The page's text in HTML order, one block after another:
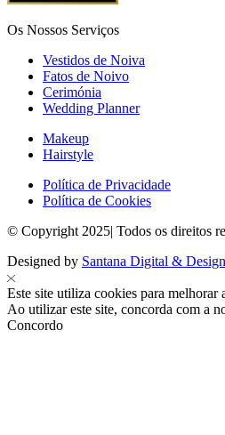
Os Nossos Serviços
Vestidos de Noiva
Fatos de Noivo
Cerimónia
Wedding Planner
Makeup
Hairstyle
Política de Privacidade
Política de Cookies
© Copyright 2025| Todos os direitos
Designed by Santana Digital &
Este site utiliza cookies para melhorar
Ao utilizar este site, concorda com a
Concordo